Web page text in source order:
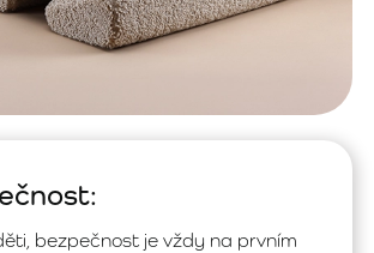
bezpečnost je vždy na prvním